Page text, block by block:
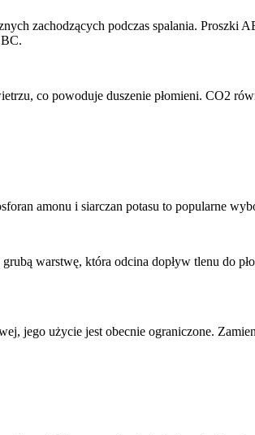
zachodzących podczas spalania. Proszki
co powoduje duszenie płomieni. CO2
amonu i siarczan potasu to popularne
warstwę, która odcina dopływ tlenu do
jego użycie jest obecnie ograniczone.